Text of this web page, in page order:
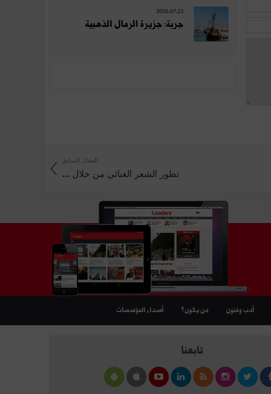
2026.07.23
جربة: جزيرة الرمال الذهبية
المقال السابق
تطور الشعر الغنائي من خلال ...
أدب وفنون من يكون؟ أصداء المؤسسات
تابعنا